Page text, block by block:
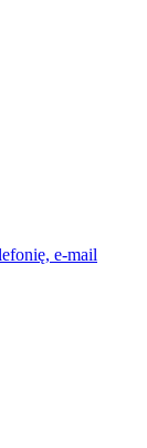
e-mail